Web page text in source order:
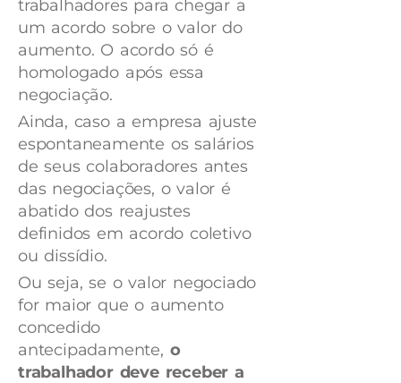
trabalhadores para chegar a
um acordo sobre o valor do
aumento. O acordo só é
homologado após essa
negociação.
Ainda, caso a empresa ajuste
espontaneamente os salários
de seus colaboradores antes
das negociações, o valor é
abatido dos reajustes
definidos em acordo coletivo
ou dissídio.
Ou seja, se o valor negociado
for maior que o aumento
concedido
antecipadamente, o
trabalhador deve receber a